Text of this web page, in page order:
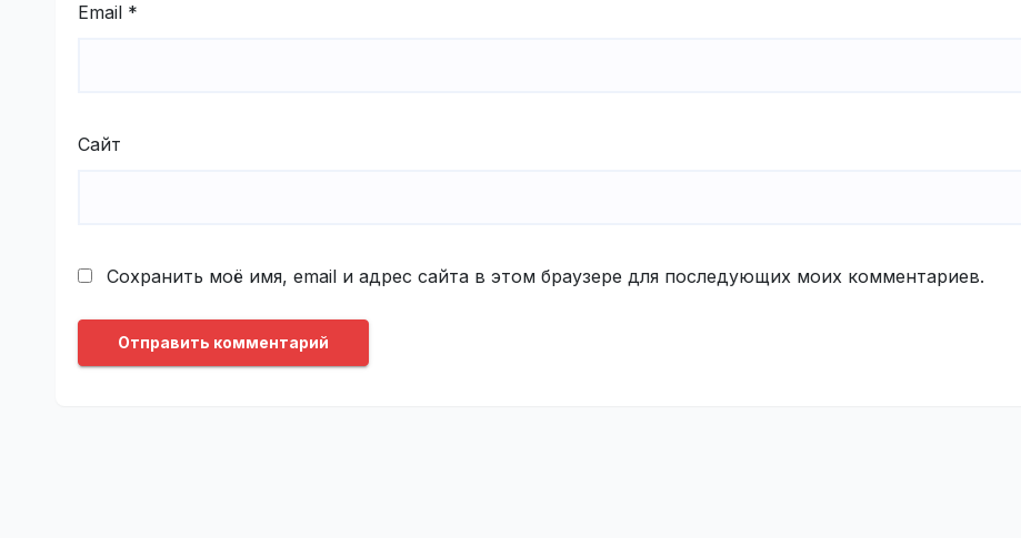
Email *
Сайт
Сохранить моё имя, email и адрес сайта в этом браузере для последующих моих комментариев.